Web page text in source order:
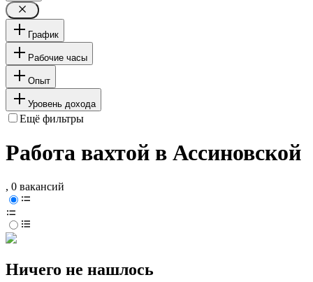
График
Рабочие часы
Опыт
Уровень дохода
Ещё фильтры
Работа вахтой в Ассиновской
, 0 вакансий
Ничего не нашлось